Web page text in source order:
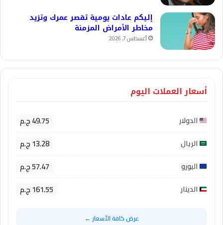
إليكم عادات يومية تقصر عمرك وتزيد
مخاطر الأمراض المزمنة
أغسطس 7, 2026
أسعار العملات اليوم
الدولار 49.75 ج.م
الريال 13.28 ج.م
اليورو 57.47 ج.م
الدينار 161.55 ج.م
عرض كافة الأسعار ←